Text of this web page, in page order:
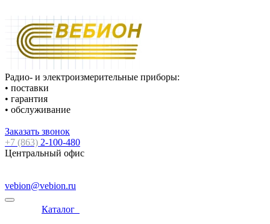
Радио- и электроизмерительные приборы:
• поставки
• гарантия
• обслуживание
Заказать звонок
+7 (863) 2-100-480
Центральный офис
vebion@vebion.ru
Каталог